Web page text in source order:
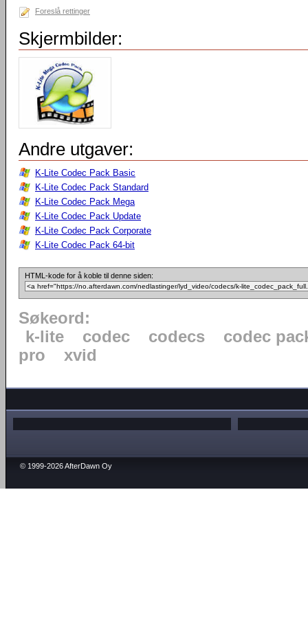
Foreslå rettinger
Skjermbilder:
Andre utgaver:
K-Lite Codec Pack Basic
K-Lite Codec Pack Standard
K-Lite Codec Pack Mega
K-Lite Codec Pack Update
K-Lite Codec Pack Corporate
K-Lite Codec Pack 64-bit
HTML-kode for å koble til denne siden:
Søkeord:
k-lite
codec codecs
codec
pro
xvid
© 1999-2026 AfterDawn Oy